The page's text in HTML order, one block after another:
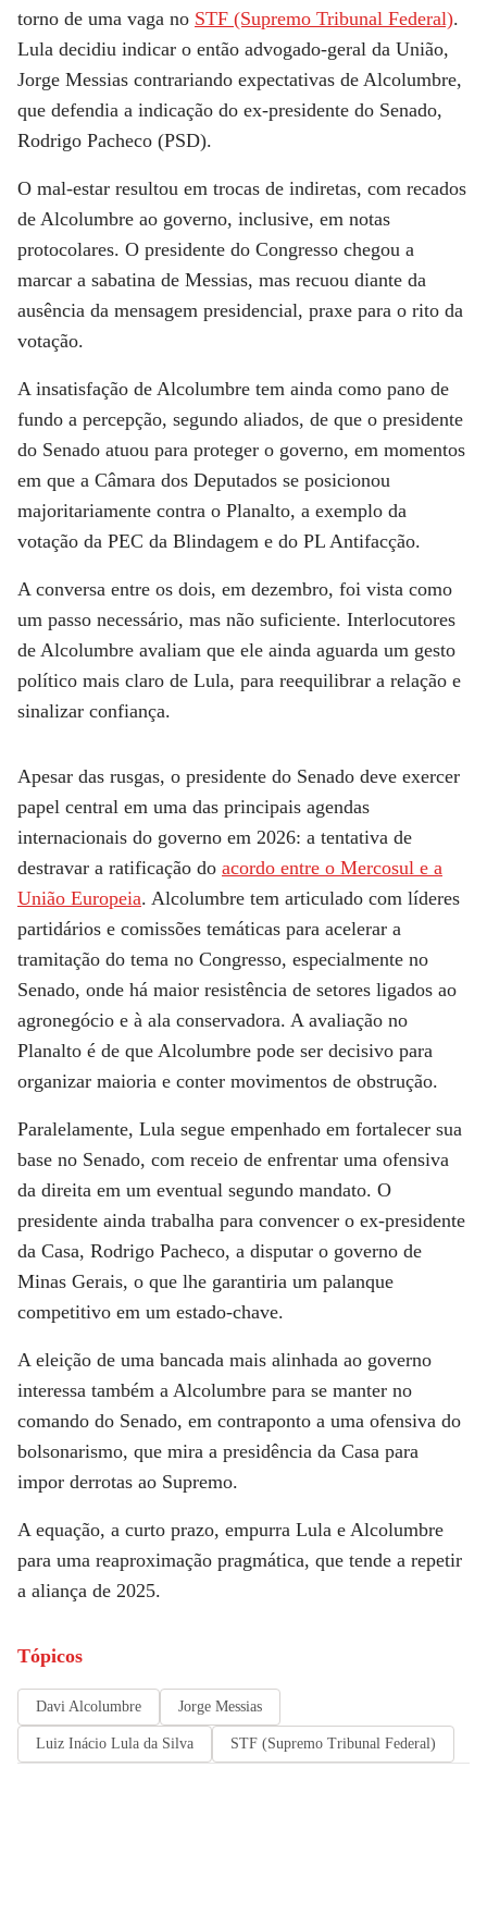
torno de uma vaga no STF (Supremo Tribunal Federal).
Lula decidiu indicar o então advogado-geral da União,
Jorge Messias contrariando expectativas de Alcolumbre,
que defendia a indicação do ex-presidente do Senado,
Rodrigo Pacheco (PSD).
O mal-estar resultou em trocas de indiretas, com recados
de Alcolumbre ao governo, inclusive, em notas
protocolares. O presidente do Congresso chegou a
marcar a sabatina de Messias, mas recuou diante da
ausência da mensagem presidencial, praxe para o rito da
votação.
A insatisfação de Alcolumbre tem ainda como pano de
fundo a percepção, segundo aliados, de que o presidente
do Senado atuou para proteger o governo, em momentos
em que a Câmara dos Deputados se posicionou
majoritariamente contra o Planalto, a exemplo da
votação da PEC da Blindagem e do PL Antifacção.
A conversa entre os dois, em dezembro, foi vista como
um passo necessário, mas não suficiente. Interlocutores
de Alcolumbre avaliam que ele ainda aguarda um gesto
político mais claro de Lula, para reequilibrar a relação e
sinalizar confiança.
Apesar das rusgas, o presidente do Senado deve exercer
papel central em uma das principais agendas
internacionais do governo em 2026: a tentativa de
destravar a ratificação do acordo entre o Mercosul e a
União Europeia. Alcolumbre tem articulado com líderes
partidários e comissões temáticas para acelerar a
tramitação do tema no Congresso, especialmente no
Senado, onde há maior resistência de setores ligados ao
agronegócio e à ala conservadora. A avaliação no
Planalto é de que Alcolumbre pode ser decisivo para
organizar maioria e conter movimentos de obstrução.
Paralelamente, Lula segue empenhado em fortalecer sua
base no Senado, com receio de enfrentar uma ofensiva
da direita em um eventual segundo mandato. O
presidente ainda trabalha para convencer o ex-presidente
da Casa, Rodrigo Pacheco, a disputar o governo de
Minas Gerais, o que lhe garantiria um palanque
competitivo em um estado-chave.
A eleição de uma bancada mais alinhada ao governo
interessa também a Alcolumbre para se manter no
comando do Senado, em contraponto a uma ofensiva do
bolsonarismo, que mira a presidência da Casa para
impor derrotas ao Supremo.
A equação, a curto prazo, empurra Lula e Alcolumbre
para uma reaproximação pragmática, que tende a repetir
a aliança de 2025.
Tópicos
Davi Alcolumbre Jorge Messias
Luiz Inácio Lula da Silva STF (Supremo Tribunal Federal)